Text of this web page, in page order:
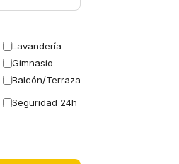
Lavandería
Gimnasio
Balcón/Terraza
Seguridad 24h